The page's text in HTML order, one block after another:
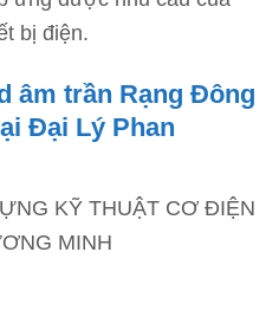
bị điện.
âm trần Rạng Đông
Đại Lý Phan
KỸ THUẬT CƠ ĐIỆN
MINH